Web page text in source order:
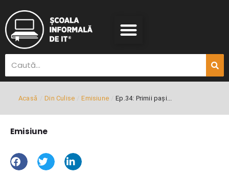
Acasă Din Culise Emisiune Ep.34: Primii pași...
Emisiune